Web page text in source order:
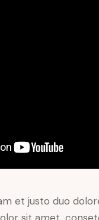
et justo duo